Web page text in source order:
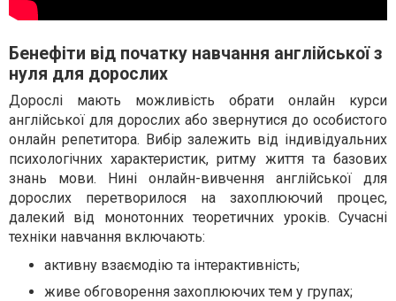
Бенефіти від початку навчання англійської з
нуля для дорослих
Дорослі мають можливість обрати онлайн курси
англійської для дорослих або звернутися до особистого
онлайн репетитора. Вибір залежить від індивідуальних
психологічних характеристик, ритму життя та базових
знань мови. Нині онлайн-вивчення англійської для
дорослих перетворилося на захоплюючий процес,
далекий від монотонних теоретичних уроків. Сучасні
техніки навчання включають:
активну взаємодію та інтерактивність;
живе обговорення захоплюючих тем у групах;